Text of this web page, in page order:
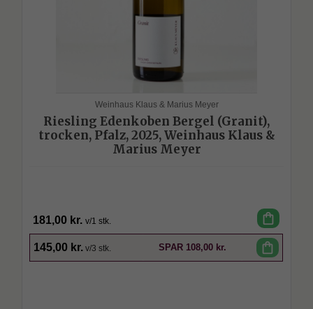
Weinhaus Klaus & Marius Meyer
Riesling Edenkoben Bergel (Granit),
trocken, Pfalz, 2025, Weinhaus Klaus &
Marius Meyer
181,00 kr. v/1 stk. shopping_bag
145,00 kr. v/3 stk. SPAR 108,00 kr. shopping_bag